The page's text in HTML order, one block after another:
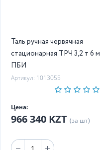
Таль ручная червячная
стационарная ТРЧ 3,2 т 6 м
ПБИ
Артикул: 1013055
Цена:
966 340 KZT (за шт)